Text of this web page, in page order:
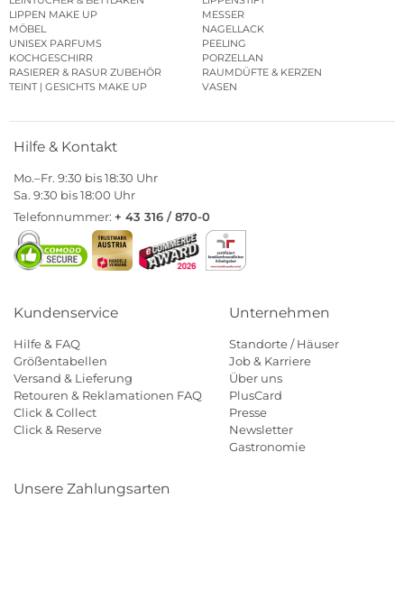
LIPPEN MAKE UP
MESSER
MÖBEL
NAGELLACK
UNISEX PARFUMS
PEELING
KOCHGESCHIRR
PORZELLAN
RASIERER & RASUR ZUBEHÖR
RAUMDÜFTE & KERZEN
TEINT | GESICHTS MAKE UP
VASEN
Hilfe & Kontakt
Mo.–Fr. 9:30 bis 18:30 Uhr
Sa. 9:30 bis 18:00 Uhr
Telefonnummer: + 43 316 / 870-0
Kundenservice
Hilfe & FAQ
Größentabellen
Versand & Lieferung
Retouren & Reklamationen FAQ
Click & Collect
Click & Reserve
Unternehmen
Standorte / Häuser
Job & Karriere
Über uns
PlusCard
Presse
Newsletter
Gastronomie
Unsere Zahlungsarten